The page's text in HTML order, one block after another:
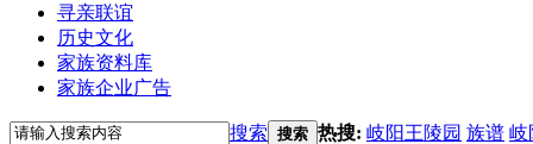
寻亲联谊
历史文化
家族资料库
家族企业广告
搜索 搜索 热搜: 岐阳王陵园 族谱 岐